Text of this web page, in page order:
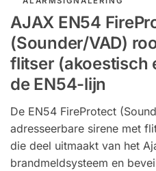
AJAX EN54
(Sounder/VAD)
flitser (akoestisch
de EN54-lijn
De EN54 FireProtect
adresseerbare sirene met
die deel uitmaakt van het
brandmeldsysteem en